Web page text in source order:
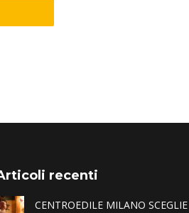
recenti
CENTROEDILE MILANO